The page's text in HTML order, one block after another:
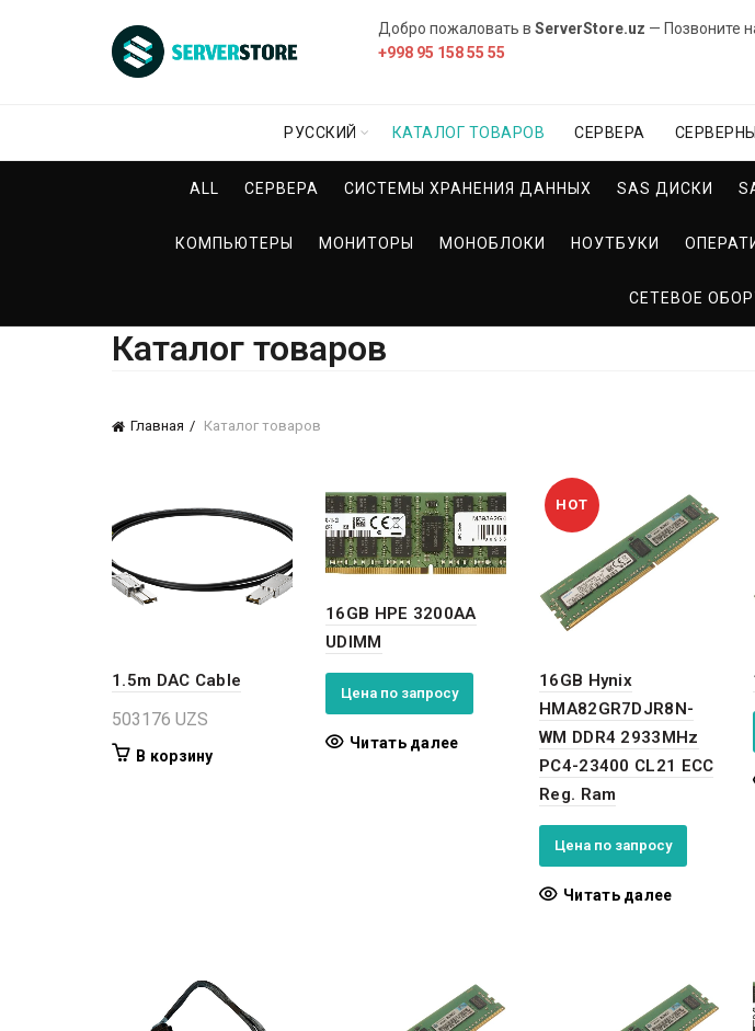
Добро пожаловать в ServerStore.uz — Позвоните
+998 95 158 55 55
РУССКИЙ КАТАЛОГ ТОВАРОВ СЕРВЕРА
ALL СЕРВЕРА СИСТЕМЫ ХРАНЕНИЯ ДАННЫХ SAS ДИСКИ
КОМПЬЮТЕРЫ МОНИТОРЫ МОНОБЛОКИ НОУТБУКИ
СЕТЕВОЕ
Каталог товаров
Главная Каталог товаров
1.5m DAC Cable
503176 UZS
В корзину
16GB HPE 3200AA
UDIMM
Цена по запросу
Читать далее
HOT
16GB Hynix
HMA82GR7DJR8N-
WM DDR4 2933MHz
PC4-23400 CL21 ECC
Reg. Ram
Цена по запросу
Читать далее